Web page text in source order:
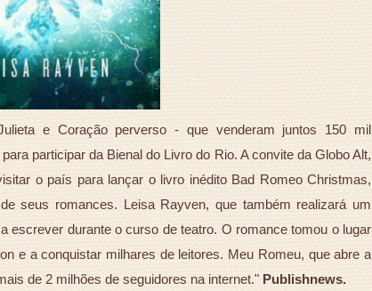
e Coração perverso - que venderam juntos 150 mil
participar da Bienal do Livro do Rio. A convite da Globo Alt,
o país para lançar o livro inédito Bad Romeo Christmas,
seus romances. Leisa Rayven, que também realizará um
escrever durante o curso de teatro. O romance tomou o lugar
e a conquistar milhares de leitores. Meu Romeu, que abre a
de 2 milhões de seguidores na internet."Publishnews.